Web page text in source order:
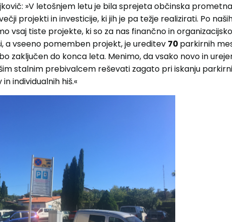
»V letošnjem letu je bila sprejeta občinska
projekti in investicije, ki jih je pa težje realizirati. Po
vsaj tiste projekte, ki so za nas finančno in
a vseeno pomemben projekt, je ureditev 70 parkirnih
zaključen do konca leta. Menimo, da vsako novo in
stalnim prebivalcem reševati zagato pri iskanju
individualnih hiš.«